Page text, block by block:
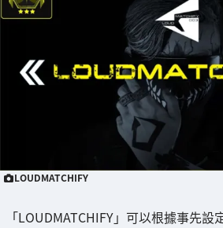
LOUDMATCHIFY
「LOUDMATCHIFY」可以根據事先